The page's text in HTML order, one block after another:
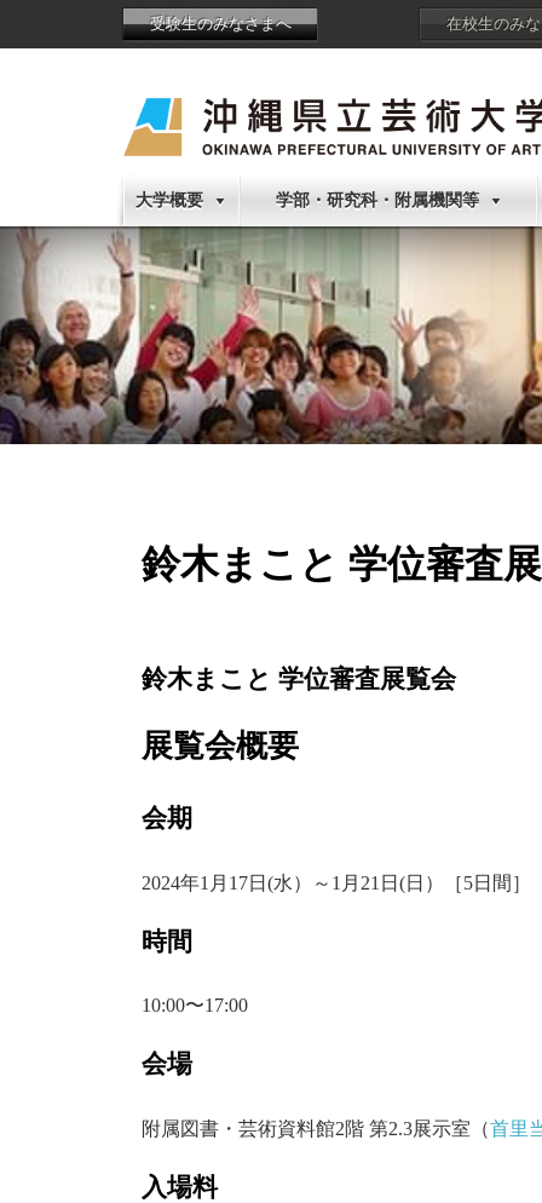
受験生のみなさまへ 在校生のみ
大学概要 学部・研究科・附属機関等
鈴木まこと 学位審査
鈴木まこと 学位審査展覧会
展覧会概要
会期
2024年1月17日(水）～1月21日(日）［5日間］
時間
10:00〜17:00
会場
附属図書・芸術資料館2階 第2.3展示室（首里
入場料